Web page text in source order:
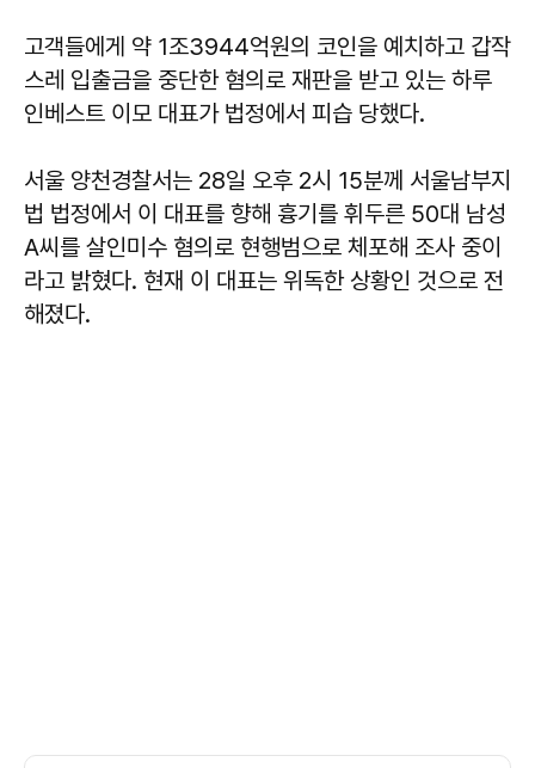
고객들에게 약 1조3944억원의 코인을 예치하고 갑작
스레 입출금을 중단한 혐의로 재판을 받고 있는 하루
인베스트 이모 대표가 법정에서 피습 당했다.
서울 양천경찰서는 28일 오후 2시 15분께 서울남부지
법 법정에서 이 대표를 향해 흉기를 휘두른 50대 남성
A씨를 살인미수 혐의로 현행범으로 체포해 조사 중이
라고 밝혔다. 현재 이 대표는 위독한 상황인 것으로 전
해졌다.